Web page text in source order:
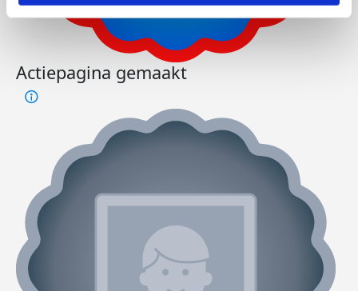
Actiepagina gemaakt